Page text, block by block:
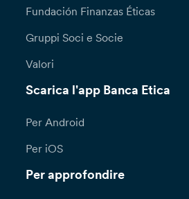
Fundación Finanzas Éticas
Gruppi Soci e Socie
Valori
Scarica l'app Banca Etica
Per Android
Per iOS
Per approfondire